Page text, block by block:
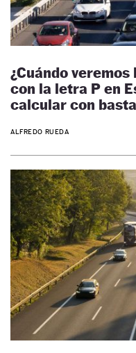
¿Cuándo
con la letra P en
calcular con
ALFREDO RUEDA